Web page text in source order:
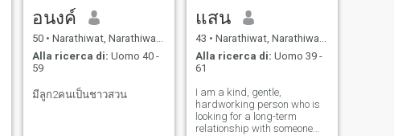
อนงค์
50 • Narathiwat, Narathiwat, Thailandia
Alla ricerca di: Uomo 40 -
59
มีลูก2คนเป็นชาวสวน
แสน
43 • Narathiwat, Narathiwat, Thailandia
Alla ricerca di: Uomo 39 -
61
I am a kind, gentle,
hardworking person who is
looking for a long-term
relationship with someone